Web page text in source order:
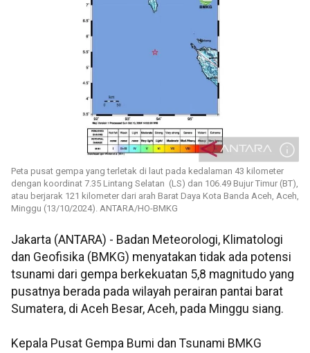
Peta pusat gempa yang terletak di laut pada kedalaman 43 kilometer
dengan koordinat 7.35 Lintang Selatan (LS) dan 106.49 Bujur Timur (BT),
atau berjarak 121 kilometer dari arah Barat Daya Kota Banda Aceh, Aceh,
Minggu (13/10/2024). ANTARA/HO-BMKG
Jakarta (ANTARA) - Badan Meteorologi, Klimatologi
dan Geofisika (BMKG) menyatakan tidak ada potensi
tsunami dari gempa berkekuatan 5,8 magnitudo yang
pusatnya berada pada wilayah perairan pantai barat
Sumatera, di Aceh Besar, Aceh, pada Minggu siang.
Kepala Pusat Gempa Bumi dan Tsunami BMKG